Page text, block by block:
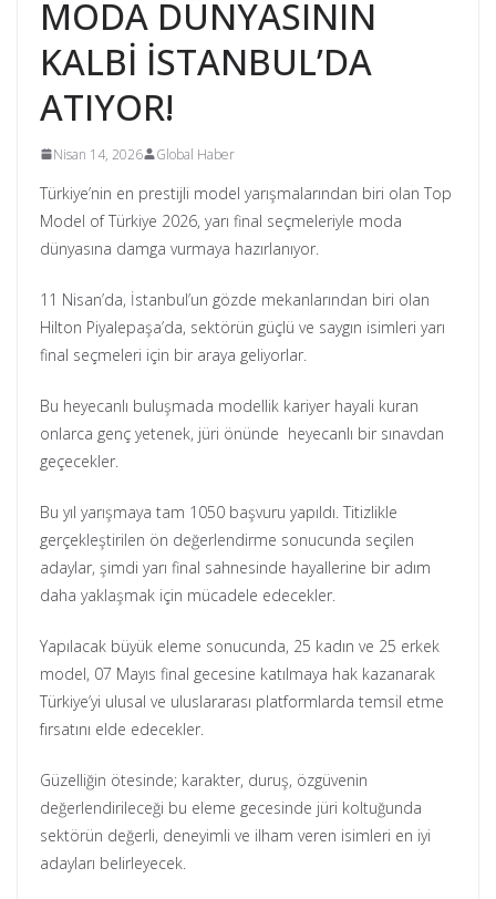
MODA DÜNYASININ
KALBİ İSTANBUL’DA
ATIYOR!
Nisan 14, 2026 Global Haber
Türkiye’nin en prestijli model yarışmalarından biri olan Top
Model of Türkiye 2026, yarı final seçmeleriyle moda
dünyasına damga vurmaya hazırlanıyor.
11 Nisan’da, İstanbul’un gözde mekanlarından biri olan
Hilton Piyalepaşa’da, sektörün güçlü ve saygın isimleri yarı
final seçmeleri için bir araya geliyorlar.
Bu heyecanlı buluşmada modellik kariyer hayali kuran
onlarca genç yetenek, jüri önünde heyecanlı bir sınavdan
geçecekler.
Bu yıl yarışmaya tam 1050 başvuru yapıldı. Titizlikle
gerçekleştirilen ön değerlendirme sonucunda seçilen
adaylar, şimdi yarı final sahnesinde hayallerine bir adım
daha yaklaşmak için mücadele edecekler.
Yapılacak büyük eleme sonucunda, 25 kadın ve 25 erkek
model, 07 Mayıs final gecesine katılmaya hak kazanarak
Türkiye’yi ulusal ve uluslararası platformlarda temsil etme
fırsatını elde edecekler.
Güzelliğin ötesinde; karakter, duruş, özgüvenin
değerlendirileceği bu eleme gecesinde jüri koltuğunda
sektörün değerli, deneyimli ve ilham veren isimleri en iyi
adayları belirleyecek.